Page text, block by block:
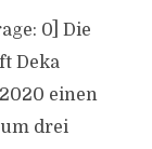
0] Die
Deka
einen
drei